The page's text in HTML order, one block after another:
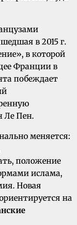
в 2015 г.
в которой
Франции в
побеждает
Ле Пен.
меняется:
положение
ислама,
Новая
на